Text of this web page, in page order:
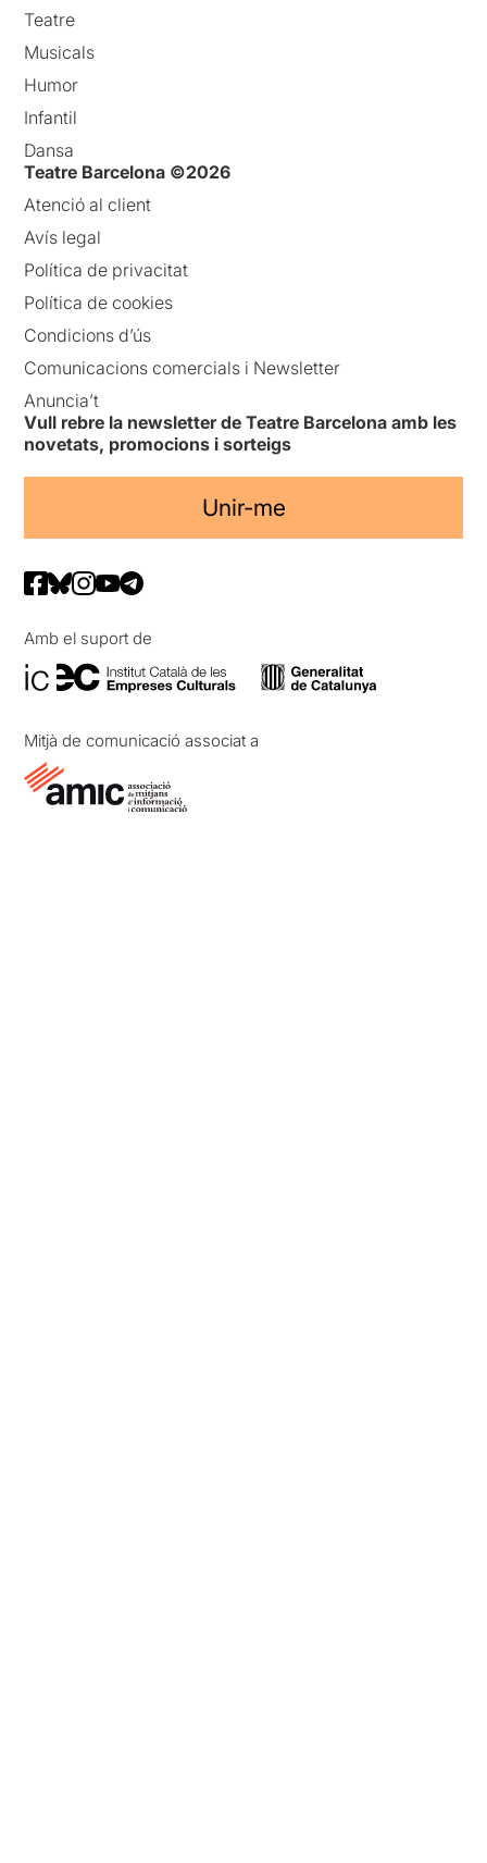
Teatre
Musicals
Humor
Infantil
Dansa
Teatre Barcelona ©2026
Atenció al client
Avís legal
Política de privacitat
Política de cookies
Condicions d’ús
Comunicacions comercials i Newsletter
Anuncia’t
Vull rebre la newsletter de Teatre Barcelona amb les
novetats, promocions i sorteigs
Unir-me
Amb el suport de
Mitjà de comunicació associat a